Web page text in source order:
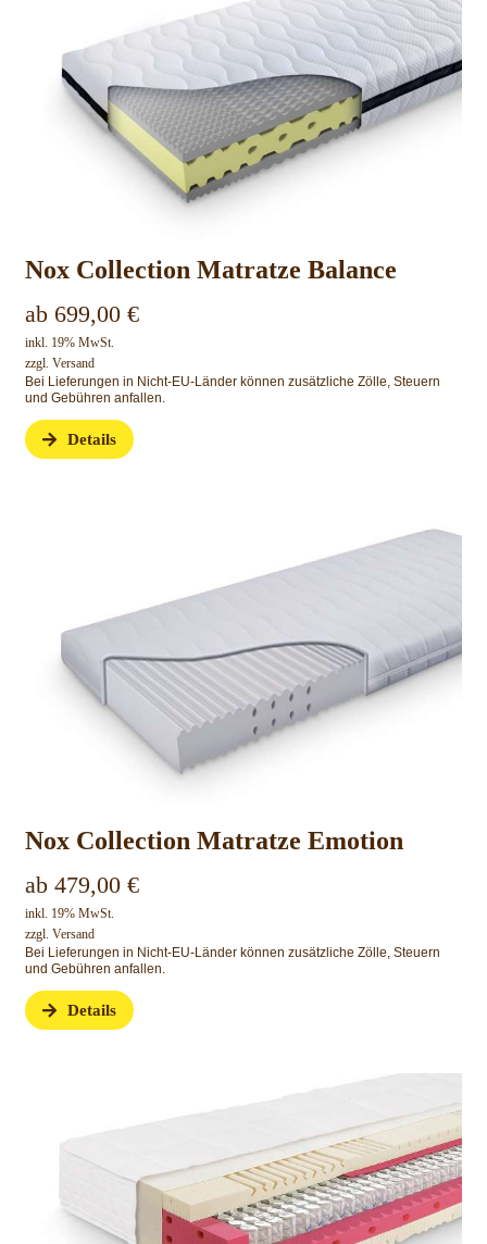
Nox Collection Matratze Balance
ab 699,00 €
inkl. 19% MwSt.
zzgl. Versand
Bei Lieferungen in Nicht-EU-Länder können zusätzliche Zölle, Steuern
und Gebühren anfallen.
Details
Nox Collection Matratze Emotion
ab 479,00 €
inkl. 19% MwSt.
zzgl. Versand
Bei Lieferungen in Nicht-EU-Länder können zusätzliche Zölle, Steuern
und Gebühren anfallen.
Details